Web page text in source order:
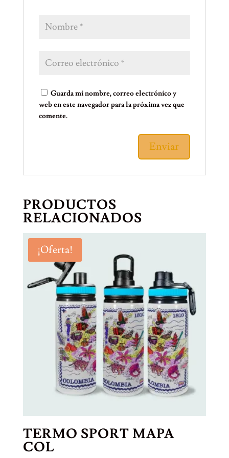
Guarda mi nombre, correo electrónico y
web en este navegador para la próxima vez que
comente.
PRODUCTOS
RELACIONADOS
¡Oferta!
TERMO SPORT MAPA
COL